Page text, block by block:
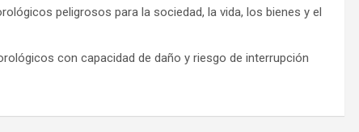
peligrosos para la sociedad, la vida, los bienes y el
con capacidad de daño y riesgo de interrupción